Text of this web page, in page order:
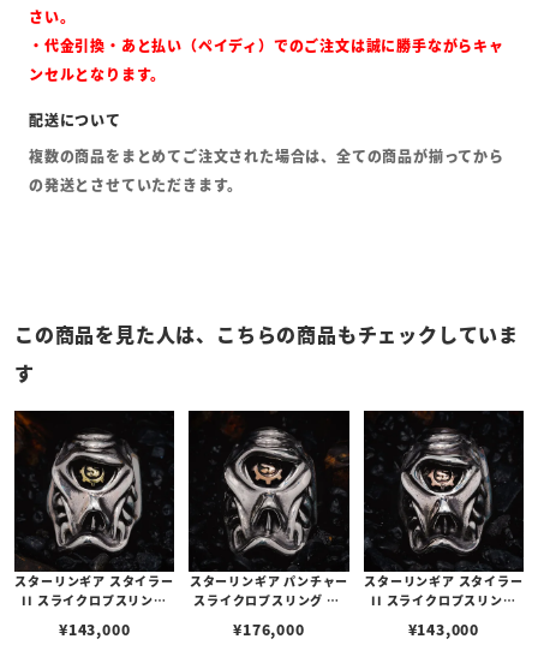
さい。
・代金引換・あと払い（ペイディ）でのご注文は誠に勝手ながらキャ
ンセルとなります。
複数の商品をまとめてご注文された場合は、全ての商品が揃ってから
の発送とさせていただきます。
この商品を見た人は、こちらの商品もチェックしていま
す
スターリンギア スタイラー
II スライクロプスリング
¥143,000
スターリンギア パンチャー
スライクロプスリング w/
¥176,000
スターリンギア スタイラー
II スライクロプスリング
¥143,000